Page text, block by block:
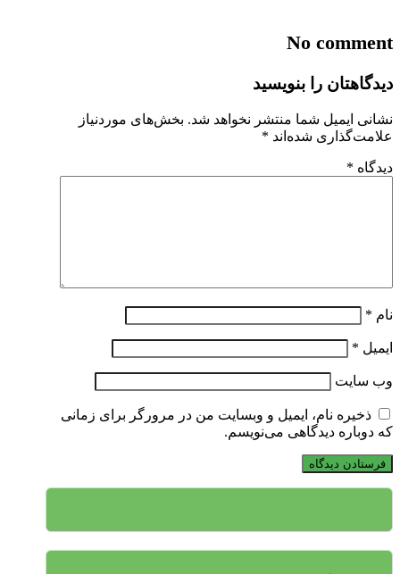
No comment
دیدگاهتان را بنویسید
نشانی ایمیل شما منتشر نخواهد شد. بخش‌های موردنیاز
علامت‌گذاری شده‌اند *
دیدگاه *
نام *
ایمیل *
وب‌ سایت
ذخیره نام، ایمیل و وبسایت من در مرورگر برای زمانی
که دوباره دیدگاهی می‌نویسم.